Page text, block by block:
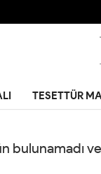
TESETTÜR
bulunamadı